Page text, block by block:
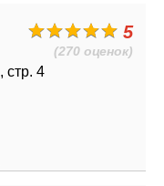
5
(270 оценок)
стр. 4